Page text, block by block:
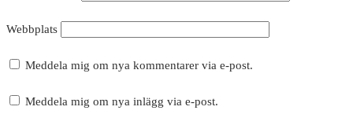
Webbplats
Meddela mig om nya kommentarer via e-post.
Meddela mig om nya inlägg via e-post.